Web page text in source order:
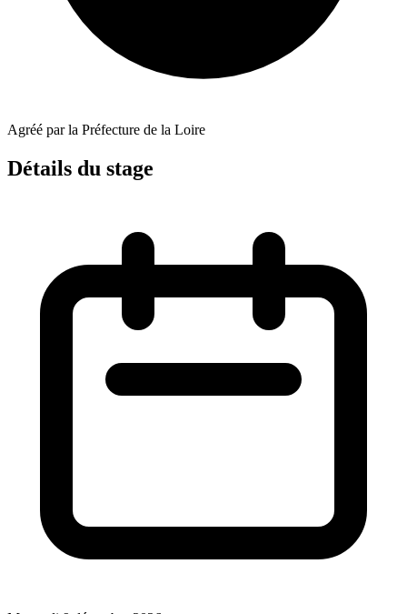
Agréé par la Préfecture de la Loire
Détails du stage